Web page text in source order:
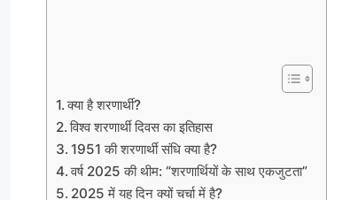
क्या है शरणार्थी?
विश्व शरणार्थी दिवस का इतिहास
1951 की शरणार्थी संधि क्या है?
वर्ष 2025 की थीम: “शरणार्थियों के साथ एकजुटता”
2025 में यह दिन क्यों चर्चा में है?